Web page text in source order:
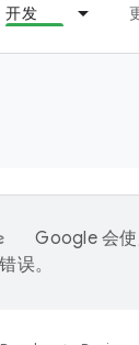
开发
Google 会使
误。